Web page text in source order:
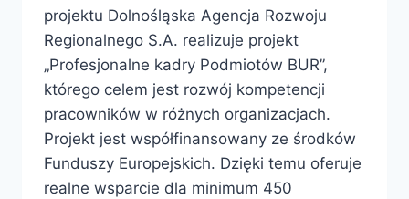
projektu Dolnośląska Agencja Rozwoju
Regionalnego S.A. realizuje projekt
„Profesjonalne kadry Podmiotów BUR”,
którego celem jest rozwój kompetencji
pracowników w różnych organizacjach.
Projekt jest współfinansowany ze środków
Funduszy Europejskich. Dzięki temu oferuje
realne wsparcie dla minimum 450